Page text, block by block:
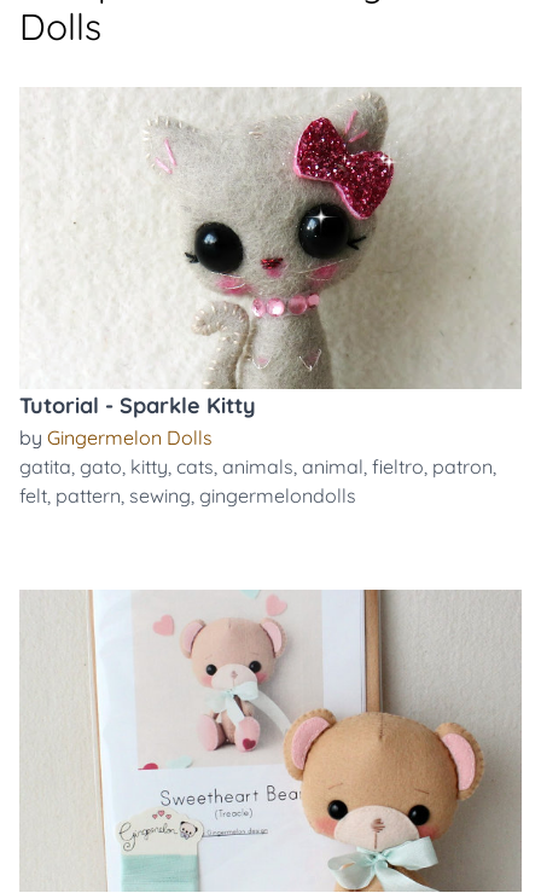
Dolls
Tutorial - Sparkle Kitty
by Gingermelon Dolls
gatita, gato, kitty, cats, animals, animal, fieltro, patron,
felt, pattern, sewing, gingermelondolls